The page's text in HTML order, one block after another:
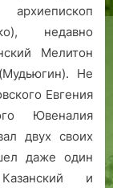
недавно
Мелитон
Не
Евгения
Ювеналия
двух своих
даже один
и